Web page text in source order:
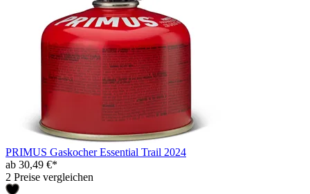
PRIMUS Gaskocher Essential Trail 2024
ab 30,49 €*
2 Preise vergleichen